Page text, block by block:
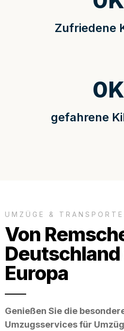
Zufriedene
gefahrene
0K
UMZÜGE & TRANSPORTE
Von
Europa
Genießen Sie die
Umzugsservices für